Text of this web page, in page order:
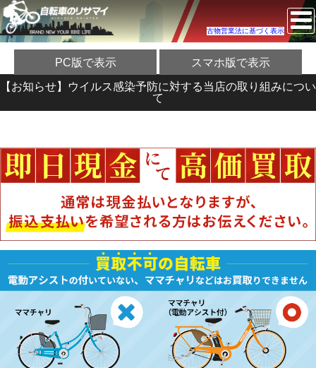
古物営業法に基づく表示
PC版で表示 スマホ版で表示
【お知らせ】ウイルス感染予防に対する当店の取り組みについ
て